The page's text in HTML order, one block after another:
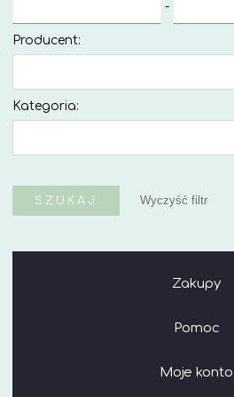
-
Producent:
Kategoria:
SZUKAJ Wyczyść filtr
Zakupy
Pomoc
Moje konto